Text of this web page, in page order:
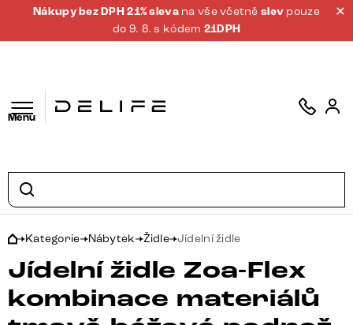
Nákupy bez DPH 21% sleva na vše včetněslev pouze
do 9. 8. s kódem 21DPH
Menu
Kategorie Nábytek Židle Jídelní židle
Jídelní židle Zoa-Flex
kombinace materiálů